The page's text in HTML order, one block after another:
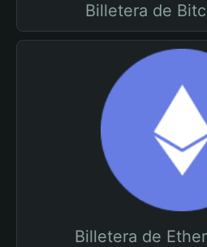
Billetera de
Billetera de